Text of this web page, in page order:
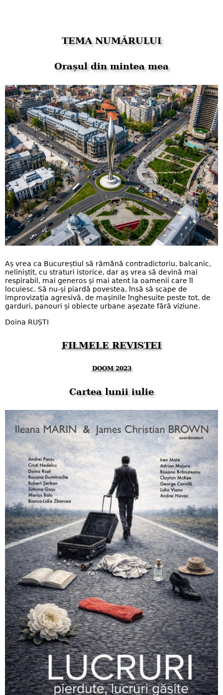
TEMA NUMĂRULUI
Orașul din mintea mea
Aș vrea ca Bucureștiul să rămână contradictoriu, balcanic,
neliniștit, cu straturi istorice, dar aș vrea să devină mai
respirabil, mai generos și mai atent la oamenii care îl
locuiesc. Să nu-și piardă povestea, însă să scape de
improvizația agresivă, de mașinile înghesuite peste tot, de
garduri, panouri și obiecte urbane așezate fără viziune.
Doina RUȘTI
FILMELE REVISTEI
DOOM 2023
Cartea lunii iulie